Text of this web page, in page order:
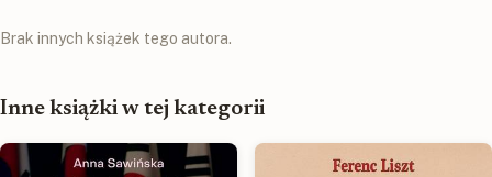
Brak innych książek tego autora.
Inne książki w tej kategorii